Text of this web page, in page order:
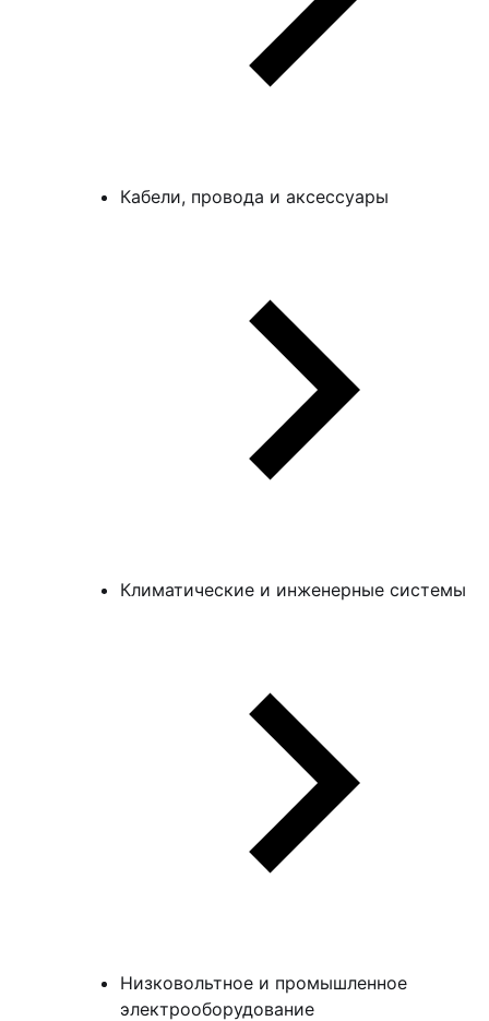
Кабели, провода и аксессуары
Климатические и инженерные системы
Низковольтное и промышленное
электрооборудование